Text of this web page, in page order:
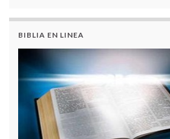
BIBLIA EN LINEA